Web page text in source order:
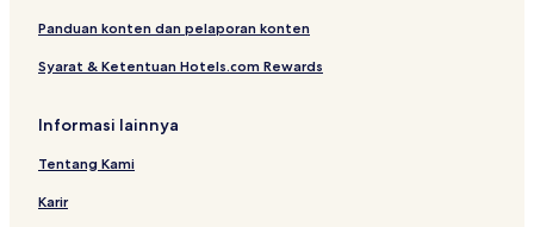
Panduan konten dan pelaporan konten
Syarat & Ketentuan Hotels.com Rewards
Informasi lainnya
Tentang Kami
Karir